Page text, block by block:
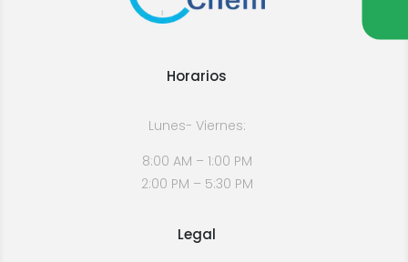
Horarios
Lunes- Viernes:
8:00 AM – 1:00 PM
2:00 PM – 5:30 PM
Legal